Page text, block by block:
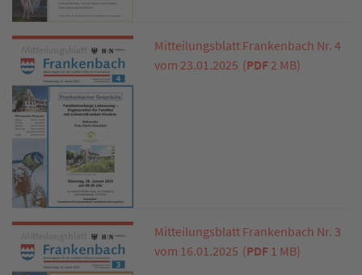
Mitteilungsblatt Frankenbach Nr. 4
vom 23.01.2025 (PDF 2 MB)
Mitteilungsblatt Frankenbach Nr. 3
vom 16.01.2025 (PDF 1 MB)